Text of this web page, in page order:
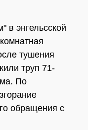
энгельсской
тушения
труп 71-
По
обращения с